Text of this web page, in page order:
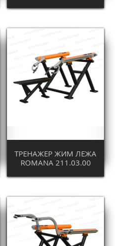
ТРЕНАЖЕР ЖИМ ЛЕЖА
ROMANA 211.03.00